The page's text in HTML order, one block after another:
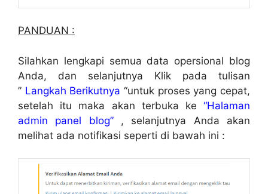
PANDUAN :
Silahkan lengkapi semua data opersional blog
Anda, dan selanjutnya Klik pada tulisan
” Langkah Berikutnya “untuk proses yang cepat,
setelah itu maka akan terbuka ke “Halaman
admin panel blog” , selanjutnya Anda akan
melihat ada notifikasi seperti di bawah ini :